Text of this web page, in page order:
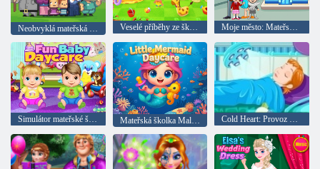
Veselé příběhy ze školky Moje město: Mateřská škola
Simulátor mateřské školy Mateřská školka Malá mořská víla Cold Heart: Provoz na ruku princezny Anne